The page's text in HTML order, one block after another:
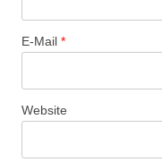
E-Mail *
Website